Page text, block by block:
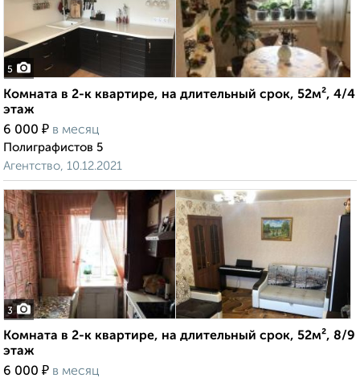
5
Комната в 2-к квартире, на длительный срок, 52м², 4/4
этаж
6 000 ₽ в месяц
Полиграфистов 5
Агентство, 10.12.2021
3
Комната в 2-к квартире, на длительный срок, 52м², 8/9
этаж
6 000 ₽ в месяц